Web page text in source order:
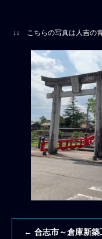
↓↓ こちらの写真は人吉の
← 合志市～倉庫新